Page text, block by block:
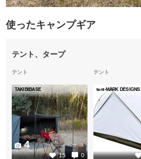
使ったキャンプギア
テント、タープ
テント
TAKIBIBASE
15 0
4
テント
tent-MARK DESIGNS
1